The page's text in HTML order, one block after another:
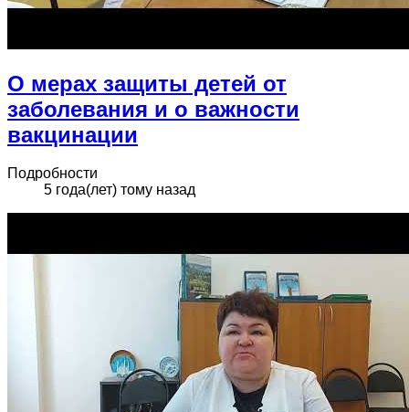
О мерах защиты детей от
заболевания и о важности
вакцинации
Подробности
5 года(лет) тому назад